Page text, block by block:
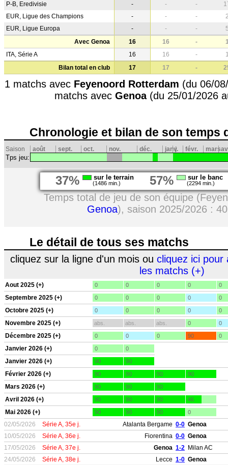
P-B, Eredivisie
- - -
EUR, Ligue des Champions
- - -
EUR, Ligue Europa
- - -
Avec Genoa
16 16 -
ITA, Série A
16 16 -
Bilan total en club
17 17 -
1 matchs avec Feyenoord Rotterdam (du 06/
matchs avec Genoa(du 25/01/2026
Chronologie et bilan de son temps
Saison août sept. oct. nov. déc. janv.
j févr. mars
Tps jeu:
37% sur le terrain
(1486 min.) 57% sur le banc
(2294 min.)
Temps total de jeu de son équipe
Genoa), saison 2025/2026 :
Le détail de tous ses matchs
cliquez sur la ligne d'un mois ou cliquez ici pour
les matchs (+)
Aout 2025 (+) 0 0 0 0 0
Septembre 2025 (+) 0 0 0 0 0
Octobre 2025 (+) 0 0 0 0 0
Novembre 2025 (+) abs. abs. abs. 0 0
Décembre 2025 (+) 0 0 0 90 0
Janvier 2026 (+) 0 0
Janvier 2026 (+) 90 90
Février 2026 (+) 90 90 90 90
Mars 2026 (+) 90 90 90
Avril 2026 (+) 90 90 90 46
Mai 2026 (+) 90 90 90 0
02/05/2026 Série A, 35e j. Atalanta Bergame 0-0 Genoa
10/05/2026
Série A, 36e j. Fiorentina 0-0 Genoa
17/05/2026
Série A, 37e j. Genoa 1-2 Milan AC
24/05/2026
Série A, 38e j. Lecce 1-0 Genoa